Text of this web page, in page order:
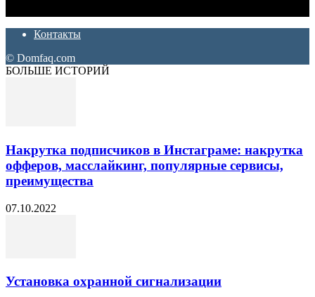
Контакты
© Domfaq.com
БОЛЬШЕ ИСТОРИЙ
Накрутка подписчиков в Инстаграме: накрутка
офферов, масслайкинг, популярные сервисы,
преимущества
07.10.2022
Установка охранной сигнализации